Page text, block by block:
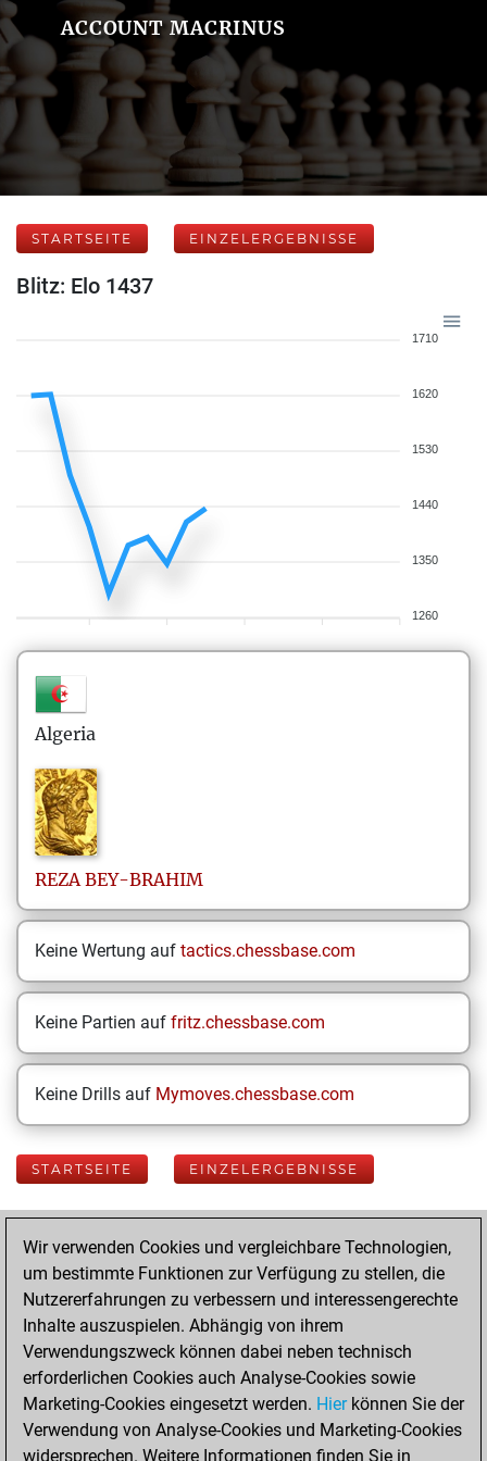
ACCOUNT MACRINUS
STARTSEITE EINZELERGEBNISSE
Blitz: Elo 1437
1710
1620
1530
1440
1350
1260
Algeria
REZA BEY-BRAHIM
Keine Wertung auf tactics.chessbase.com
Keine Partien auf fritz.chessbase.com
Keine Drills auf Mymoves.chessbase.com
STARTSEITE EINZELERGEBNISSE
Your Latest App
Activity
Montag,
September 9,
2024
You played 9
Wir verwenden Cookies und vergleichbare Technologien,
um bestimmte Funktionen zur Verfügung zu stellen, die
Nutzererfahrungen zu verbessern und interessengerechte
Inhalte auszuspielen. Abhängig von ihrem
Verwendungszweck können dabei neben technisch
erforderlichen Cookies auch Analyse-Cookies sowie
Marketing-Cookies eingesetzt werden. Hierkönnen Sie der
Verwendung von Analyse-Cookies und Marketing-Cookies
widersprechen. Weitere Informationen finden Sie in